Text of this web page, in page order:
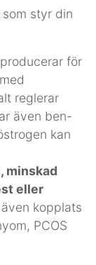
styr din
för
reglerar
även ben-
kan
minskad
eller
kopplats
PCOS